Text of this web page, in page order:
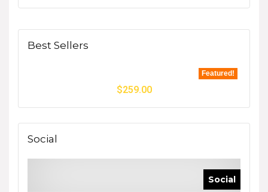
Best Sellers
Featured!
$259.00
Social
Social